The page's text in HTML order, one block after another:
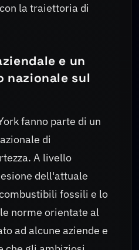
la traiettoria di
e un
nazionale sul
fanno parte di un
di
A livello
dell'attuale
fossili e lo
norme orientate al
ad alcune aziende e